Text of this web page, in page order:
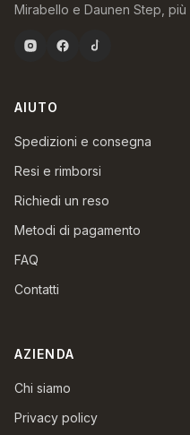
Mirabello e Daunen Step, più
AIUTO
Spedizioni e consegna
Resi e rimborsi
Richiedi un reso
Metodi di pagamento
FAQ
Contatti
AZIENDA
Chi siamo
Privacy policy